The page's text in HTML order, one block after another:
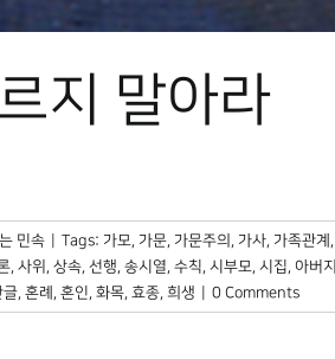
지 말아라
민속 Tags: 가모, 가문, 가문주의 , 가사, 가족관계 ,
, 사위 , 상속, 선행, 송시열, 수칙, 시부모, 시집, 아버지
글, 혼례 , 혼인, 화목, 효종, 희생 0 Comments